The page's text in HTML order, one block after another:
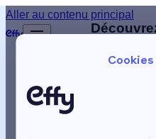
Aller au contenu principal
Chauffage
Retour
artisans